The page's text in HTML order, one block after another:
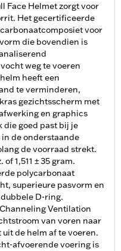
Face Helmet zorgt voor
Het gecertificeerde
voor
die bovendien is
weg te voeren
heeft een
te verminderen,
gezichtsscherm met
en graphics
die goed past bij je
de onderstaande
de voorraad strekt.
of 1,511 ± 35 gram.
polycarbonaat
superieure pasvorm en
D-ring.
Ventilation
van voren naar
de helm af te voeren.
afvoerende voering is